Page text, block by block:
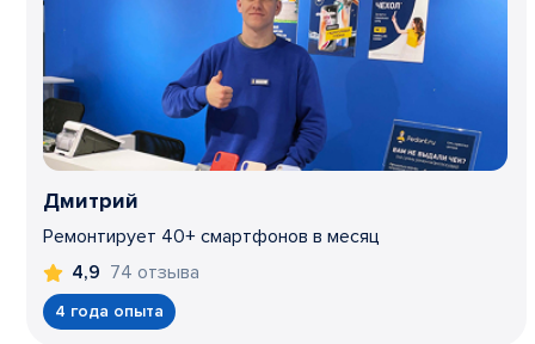
Дмитрий
Ремонтирует 40+ смартфонов в месяц
4,9 74 отзыва
4 года опыта